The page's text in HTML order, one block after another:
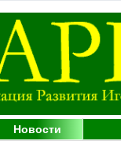
Новости